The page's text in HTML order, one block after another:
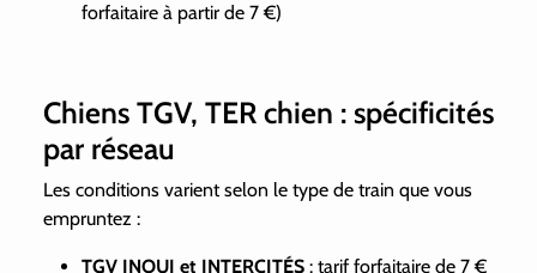
forfaitaire à partir de 7 €)
Chiens TGV, TER chien : spécificités
par réseau
Les conditions varient selon le type de train que vous
empruntez :
TGV INOUI et INTERCITÉS : tarif forfaitaire de 7 €